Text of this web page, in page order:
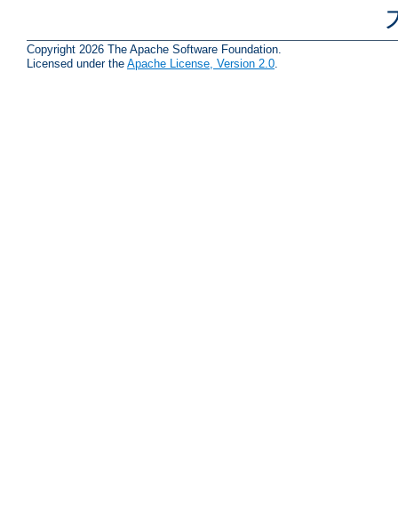
Copyright 2026 The Apache Software Foundation.
Licensed under the Apache License, Version 2.0.